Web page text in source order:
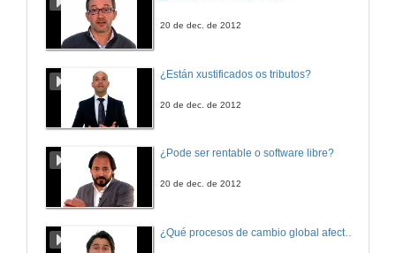
20 de dec. de 2012
¿Están xustificados os tributos?
20 de dec. de 2012
¿Pode ser rentable o software libre?
20 de dec. de 2012